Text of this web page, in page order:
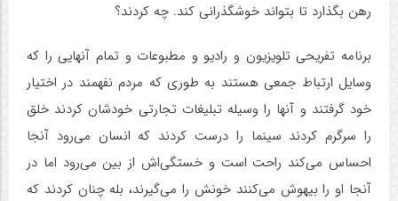
رهن بگذارد تا بتواند خوشگذرانی کند. چه کردند؟
برنامه تفریحی تلویزیون و رادیو و مطبوعات و تمام آنهایی را که
وسایل ارتباط جمعی هستند به طوری که مردم نفهمند در اختیار
خود گرفتند و آنها را وسیله تبلیغات تجارتی خودشان کردند خلق
را سرگرم کردند سینما را درست کردند که انسان می‌رود آنجا
احساس می‌کند راحت است و خستگی‌اش از بین می‌رود اما در
آنجا او را بیهوش می‌کنند خونش را می‌گیرند، بله چنان کردند که